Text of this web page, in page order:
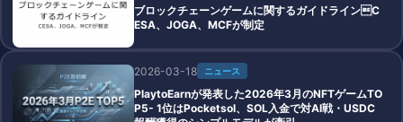
ブロックチェーンゲームに関するガイドラインC
ESA、JOGA、MCFが制定
2026-03-18 ニュース
PlaytoEarnが発表した2026年3月のNFTゲームTO
P5- 1位はPocketsol、SOL入金で対AI戦・USDC